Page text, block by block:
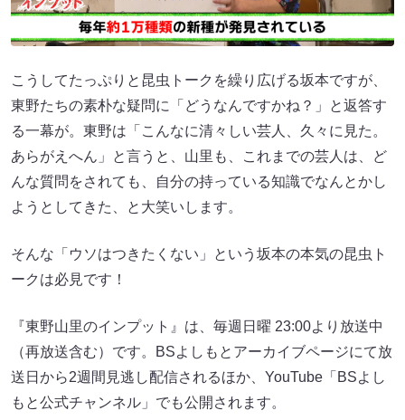
こうしてたっぷりと昆虫トークを繰り広げる坂本ですが、
東野たちの素朴な疑問に「どうなんですかね？」と返答す
る一幕が。東野は「こんなに清々しい芸人、久々に見た。
あらがえへん」と言うと、山里も、これまでの芸人は、ど
んな質問をされても、自分の持っている知識でなんとかし
ようとしてきた、と大笑いします。
そんな「ウソはつきたくない」という坂本の本気の昆虫ト
ークは必見です！
『東野山里のインプット』は、毎週日曜 23:00より放送中
（再放送含む）です。BSよしもとアーカイブページにて放
送日から2週間見逃し配信されるほか、YouTube「BSよし
もと公式チャンネル」でも公開されます。